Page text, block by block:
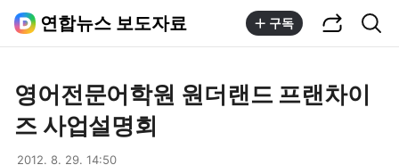
연합뉴스 보도자료 구독
영어전문어학원 원더랜드 프랜차이
즈 사업설명회
2012. 8. 29. 14:50